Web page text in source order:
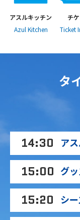
アスルキッチン
Azul Kitchen
チ
Ticket
タ
14:30 ア
15:00 グ
15:20 シ